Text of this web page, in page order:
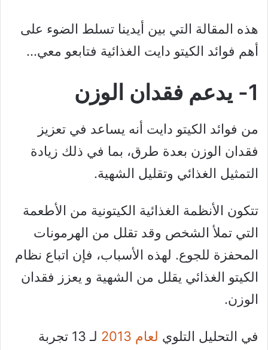
هذه المقالة التي بين أيدينا تسلط الضوء على
أهم فوائد الكيتو دايت الغذائية فتابعو معي…
1- يدعم فقدان الوزن
من فوائد الكيتو دايت أنه يساعد في تعزيز
فقدان الوزن بعدة طرق، بما في ذلك زيادة
التمثيل الغذائي وتقليل الشهية.
تتكون الأنظمة الغذائية الكيتونية من الأطعمة
التي تملأ الشخص وقد تقلل من الهرمونات
المحفزة للجوع. لهذه الأسباب، فإن اتباع نظام
الكيتو الغذائي يقلل من الشهية و يعزز فقدان
الوزن.
في التحليل التلوي لعام 2013
لـ 13 تجربة